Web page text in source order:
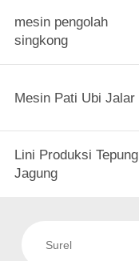
mesin pengolah
singkong
Mesin Pati Ubi Jalar
Lini Produksi Tepung
Jagung